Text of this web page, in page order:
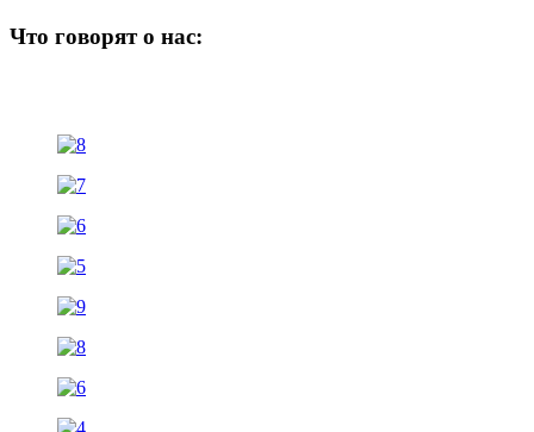
Что говорят о нас: